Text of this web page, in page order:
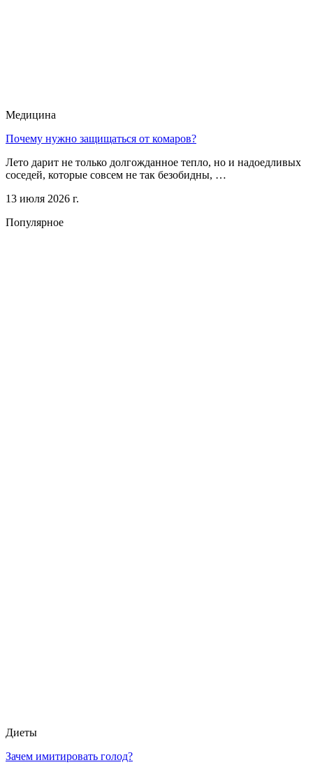
Медицина
Почему нужно защищаться от комаров?
Лето дарит не только долгожданное тепло, но и надоедливых
соседей, которые совсем не так безобидны, …
13 июля 2026 г.
Популярное
Диеты
Зачем имитировать голод?